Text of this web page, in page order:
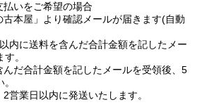
いをご希望の場合
本屋」より確認メールが届きます(自動
内に送料を含んだ合計金額を記したメー
。
だ合計金額を記したメールを受領後、5
業日以内に発送いたします。